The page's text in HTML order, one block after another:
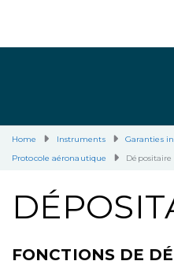
Home Instruments
Garanties
Protocole aéronautique
Dépositaire
FONCTIONS DE